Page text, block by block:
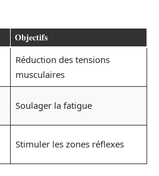
Objectifs
Réduction des tensions
musculaires
Soulager la fatigue
Stimuler les zones réflexes